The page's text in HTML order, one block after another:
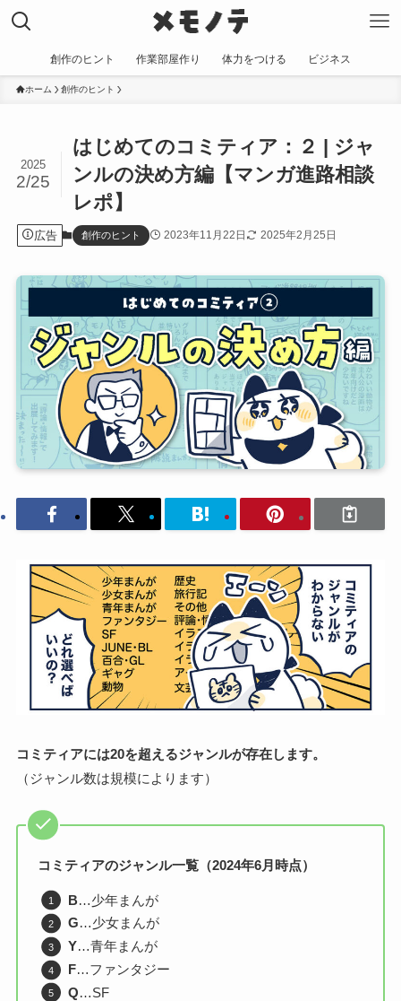
創作のヒント 作業部屋作り 体力をつける ビジネス
ホーム 創作のヒント
はじめてのコミティア：２ | ジャ
ンルの決め方編【マンガ進路相談
レポ】
2025
2/25
広告 創作のヒント 2023年11月22日 2025年2月25日
コミティアには20を超えるジャンルが存在します。
（ジャンル数は規模によります）
コミティアのジャンル一覧（2024年6月時点）
B…少年まんが
G…少女まんが
Y…青年まんが
F…ファンタジー
Q…SF